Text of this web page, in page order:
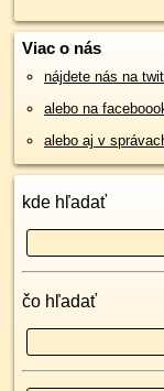
Viac o nás
nájdete nás na
alebo na
alebo aj v
kde hľadať
čo hľadať